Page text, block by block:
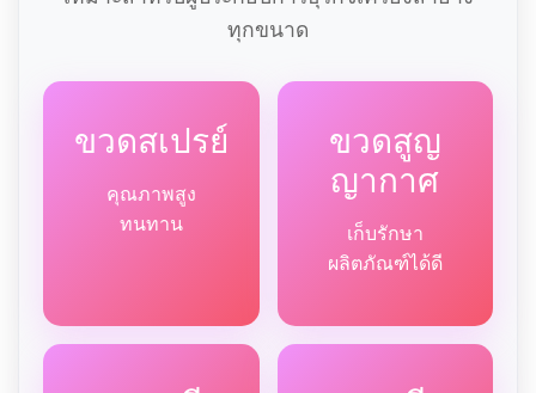
ทุกขนาด
ขวดสเปรย์
คุณภาพสูง
ทนทาน
ขวดสูญ
ญากาศ
เก็บรักษา
ผลิตภัณฑ์ได้ดี